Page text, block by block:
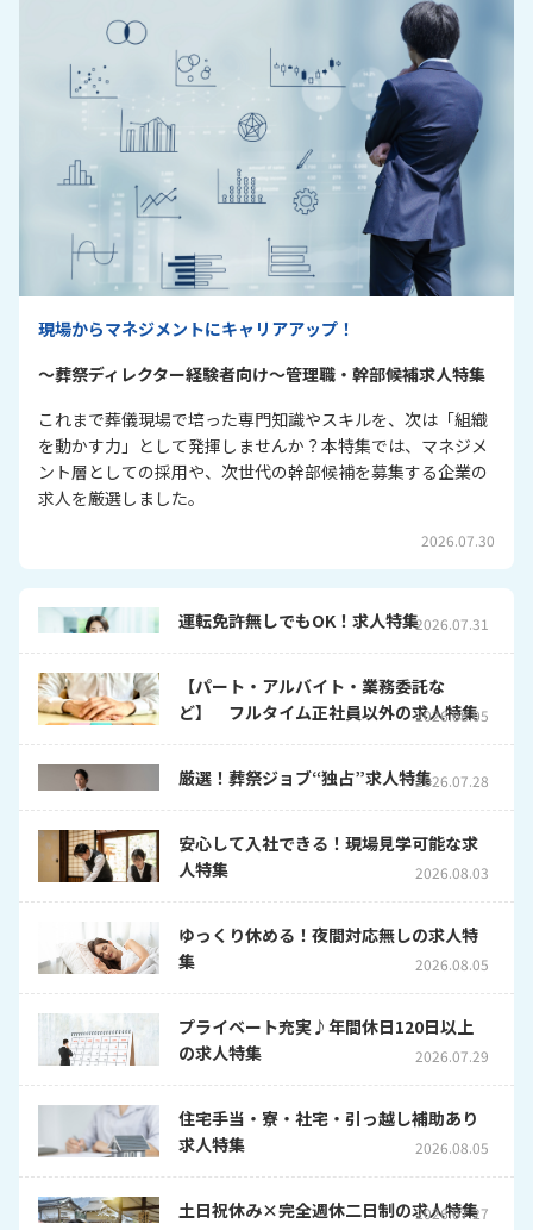
現場からマネジメントにキャリアアップ！
～葬祭ディレクター経験者向け～管理職・幹部候補求人特集
これまで葬儀現場で培った専門知識やスキルを、次は「組織
を動かす力」として発揮しませんか？本特集では、マネジメ
ント層としての採用や、次世代の幹部候補を募集する企業の
求人を厳選しました。
2026.07.30
運転免許無しでもOK！求人特集2026.07.31
【パート・アルバイト・業務委託な
ど】 フルタイム正社員以外の求人特集
2026.08.05
厳選！葬祭ジョブ“独占”求人特集2026.07.28
安心して入社できる！現場見学可能な求
人特集
2026.08.03
ゆっくり休める！夜間対応無しの求人特
集
2026.08.05
プライベート充実♪年間休日120日以上
の求人特集
2026.07.29
住宅手当・寮・社宅・引っ越し補助あり
求人特集
2026.08.05
土日祝休み×完全週休二日制の求人特集
2026.07.27